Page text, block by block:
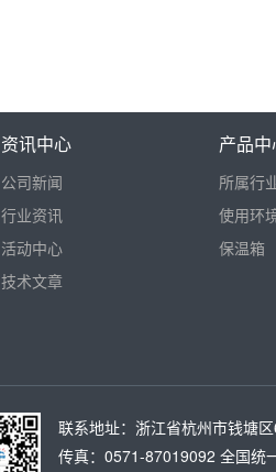
资讯中心
公司新闻
行业资讯
活动中心
技术文章
产品
所属行
使用环
保温箱
联系地址：浙江省杭州市钱塘
传真：0571-87019092 全国统